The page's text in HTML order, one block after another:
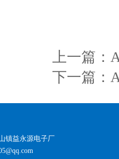
上一篇：
下一篇：
镇益永源电子厂